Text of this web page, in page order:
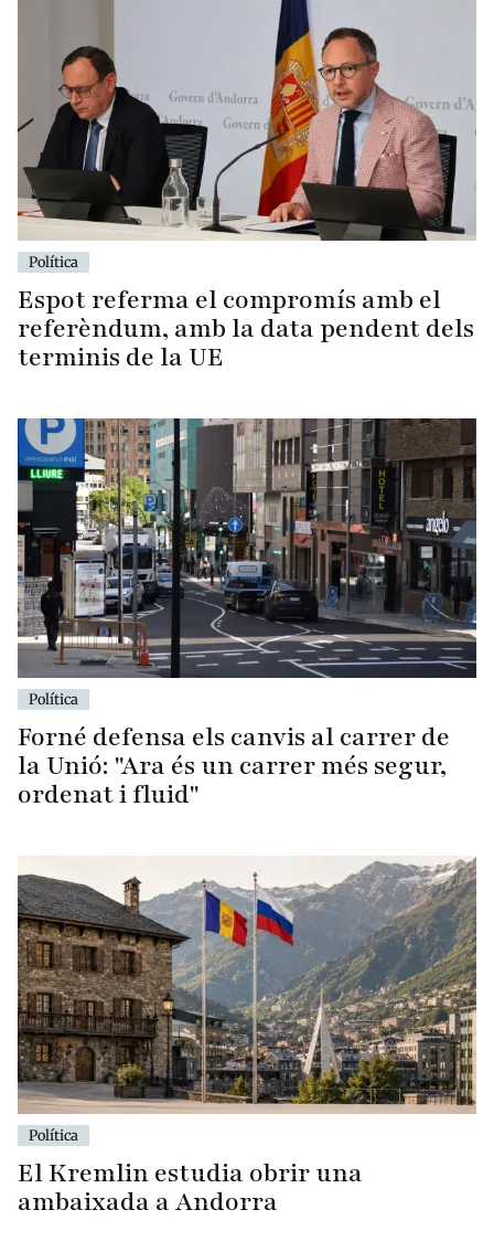
Política
Espot referma el compromís amb el
referèndum, amb la data pendent dels
terminis de la UE
Política
Forné defensa els canvis al carrer de
la Unió: "Ara és un carrer més segur,
ordenat i fluid"
Política
El Kremlin estudia obrir una
ambaixada a Andorra